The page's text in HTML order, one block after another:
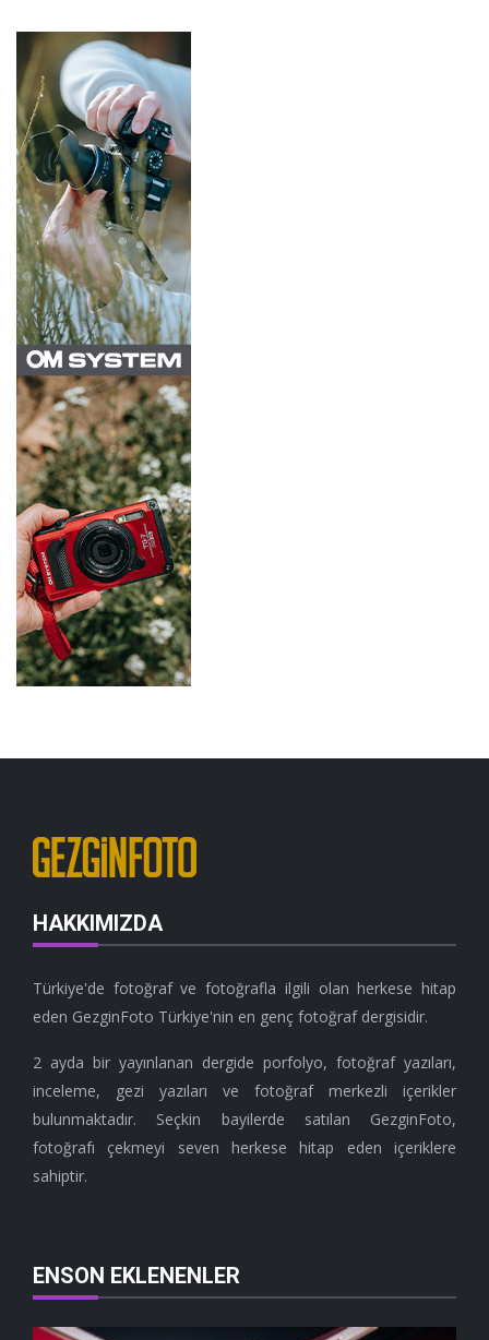
HAKKIMIZDA
Türkiye'de fotoğraf ve fotoğrafla ilgili olan herkese hitap
eden GezginFoto Türkiye'nin en genç fotoğraf dergisidir.
2 ayda bir yayınlanan dergide porfolyo, fotoğraf yazıları,
inceleme, gezi yazıları ve fotoğraf merkezli içerikler
bulunmaktadır. Seçkin bayilerde satılan GezginFoto,
fotoğrafı çekmeyi seven herkese hitap eden içeriklere
sahiptir.
ENSON EKLENENLER